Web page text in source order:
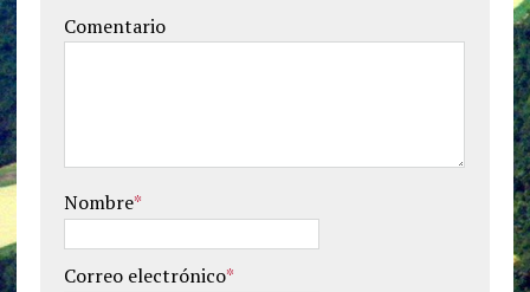
Comentario
Nombre*
Correo electrónico*